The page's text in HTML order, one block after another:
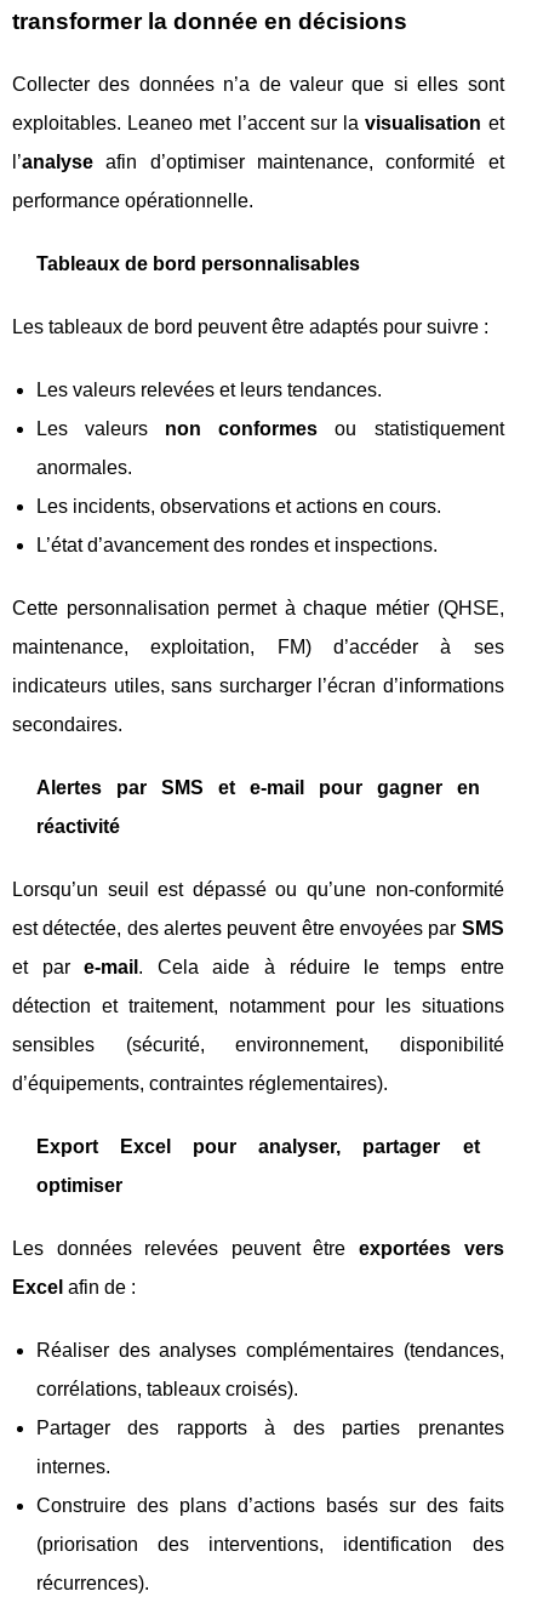
transformer la donnée en décisions
Collecter des données n’a de valeur que si elles sont
exploitables. Leaneo met l’accent sur lavisualisation et
l’analyse afin d’optimiser maintenance, conformité et
performance opérationnelle.
Tableaux de bord personnalisables
Les tableaux de bord peuvent être adaptés pour suivre :
Les valeurs relevées et leurs tendances.
Les valeurs non conformes ou statistiquement
anormales.
Les incidents, observations et actions en cours.
L’état d’avancement des rondes et inspections.
Cette personnalisation permet à chaque métier (QHSE,
maintenance, exploitation, FM) d’accéder à ses
indicateurs utiles, sans surcharger l’écran d’informations
secondaires.
Alertes par SMS et e‑mail pour gagner en
réactivité
Lorsqu’un seuil est dépassé ou qu’une non‑conformité
est détectée, des alertes peuvent être envoyées par SMS
et pare‑mail . Cela aide à réduire le temps entre
détection et traitement, notamment pour les situations
sensibles (sécurité, environnement, disponibilité
d’équipements, contraintes réglementaires).
Export Excel pour analyser, partager et
optimiser
Les données relevées peuvent être exportées vers
Excel afin de :
Réaliser des analyses complémentaires (tendances,
corrélations, tableaux croisés).
Partager des rapports à des parties prenantes
internes.
Construire des plans d’actions basés sur des faits
(priorisation des interventions, identification des
récurrences).